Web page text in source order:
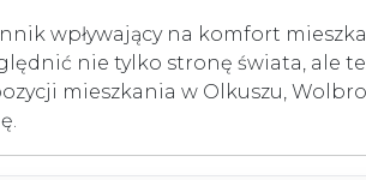
wpływający na komfort
nie tylko stronę świata, ale
mieszkania w Olkuszu,